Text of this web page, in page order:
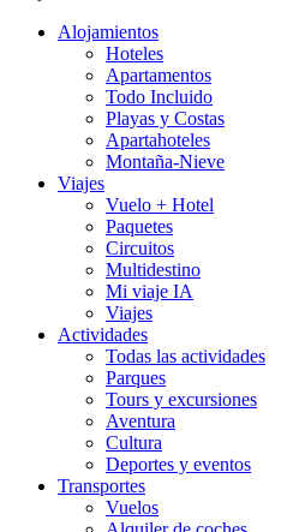
Alojamientos
Hoteles
Apartamentos
Todo Incluido
Playas y Costas
Apartahoteles
Montaña-Nieve
Viajes
Vuelo + Hotel
Paquetes
Circuitos
Multidestino
Mi viaje IA
Viajes
Actividades
Todas las actividades
Parques
Tours y excursiones
Aventura
Cultura
Deportes y eventos
Transportes
Vuelos